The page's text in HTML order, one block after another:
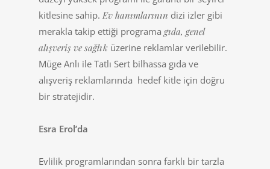
kitlesine sahip.Ev hanımlarının dizi izler gibi
merakla takip ettiği programa gıda, genel
alışveriş ve sağlık üzerine reklamlar verilebilir.
Müge Anlı ile Tatlı Sert bilhassa gıda ve
alışveriş reklamlarında hedef kitle için doğru
bir stratejidir.
Esra Erol’da
Evlilik programlarından sonra farklı bir tarzla